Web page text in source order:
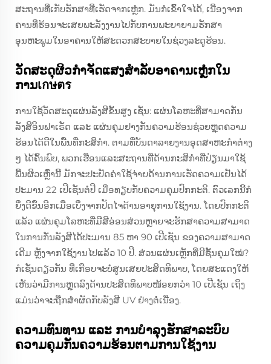
ສະຖານທີ່ເກັບຮັກສາທີ່ເຮັດຈາກເຫຼໍກ. ມັນກໍເຂົ້າໃຈໄດ້, ເນື່ອງຈາກ
ຄານທີ່ຮ້ອນຈະເສຍພະລັງງານໄປກັບການພະຍາຍາມຮັກສາ
ອຸນຫະພູມໃນອາຄານໃຫ້ສະດວກສະບາຍໃນຊ່ວງລະດູຮ້ອນ.
ວັດສະດຸຜິວກຳຈັດແສງສຳລັບອາຄານເຫຼໍກໃນ
ການเกษตร
ການໃຊ້ວັດສະດຸແຜ່ນລັງສີຂັ້ນສູງ ເຊັ່ນ: ແຜ່ນໂລຫະທີ່ສາມາດກັ່ນ
ລັງສີອິນຟາເຣັດ ແລະ ແຜ່ນຄຸມຢາງກັນຄວາມຮ້ອນຊ່ວຍຫຼຸດຄວາມ
ຮ້ອນໄດ້ດີໃນພື້ນທີ່ກະສິກໍາ. ຕາມທີ່ບັນດາລາຍງານອຸດສາຫະກໍາຕ່າງ
ໆ ໄດ້ຄົ້ນພົບ, ພວກເຮືອນແລະສະຖານທີ່ດ້ານກະສິກໍາທີ່ປ່ຽນມາໃຊ້
ພື້ນຜິວເຫຼົ່ານີ້ ມັກຈະປະຢັດຄ່າໃຊ້ຈ່າຍດ້ານການເຮັດຄວາມເຢັນໄດ້
ປະມານ 22 ເປີເຊັນຕໍ່ປີ ເມື່ອທຽບກັບຄວາມຄຸມປົກກະຕິ. ຕົວເລກນີ້ກໍ
ຍິ່ງດີຂຶ້ນອີກເມື່ອເບິ່ງຈາກປັດໄຈດ້ານອາຍຸການໃຊ້ງານ. ໂດຍປົກກະຕິ
ແລ້ວ ແຜ່ນຄຸມໂລຫະທີ່ມີສີອ່ອນສ່ວນຫຼາຍຈະຮັກສາຄວາມສາມາດ
ໃນການກັ່ນລັງສີໄດ້ປະມານ 85 ຫາ 90 ເປີເຊັນ ຂອງຄວາມສາມາດ
ເດີມ ຫຼັງຈາກໃຊ້ງານໄປແລ້ວ 10 ປີ. ສ່ວນແຜ່ນເຫຼັກທີ່ມີຊັ້ນຄຸມໃໝ່?
ກໍເຊັ່ນດຽວກັນ ທີ່ເກືອບຈະບໍ່ສູນເສຍປະສິດທິພາບ, ໂດຍສະແດງໃຫ້
ເຫັນວ່າມີການຫຼຸດລົງດ້ານປະສິດທິພາບໜ້ອຍກວ່າ 10 ເປີເຊັນ ເຖິງ
ແມ່ນວ່າຈະຖືກສຳຜັດກັບລັງສີ UV ຢ່າງຕໍ່ເນື່ອງ.
ຄວາມທົນທານ ແລະ ການບໍາລຸງຮັກສາລະບົບ
ຄວາມຄຸມກັນຄວາມຮ້ອນຕາມການໃຊ້ງານ